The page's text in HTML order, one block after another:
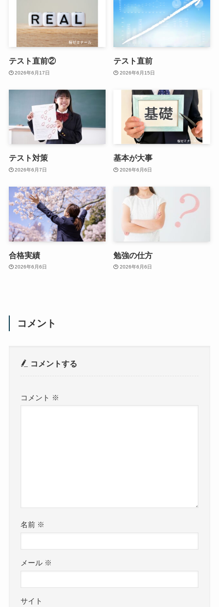
テスト直前②
2026年6月17日
テスト直前
2026年6月15日
テスト対策
2026年6月7日
基本が大事
2026年6月6日
合格実績
2026年6月6日
勉強の仕方
2026年6月6日
コメント
コメントする
コメント ※
名前 ※
メール ※
サイト